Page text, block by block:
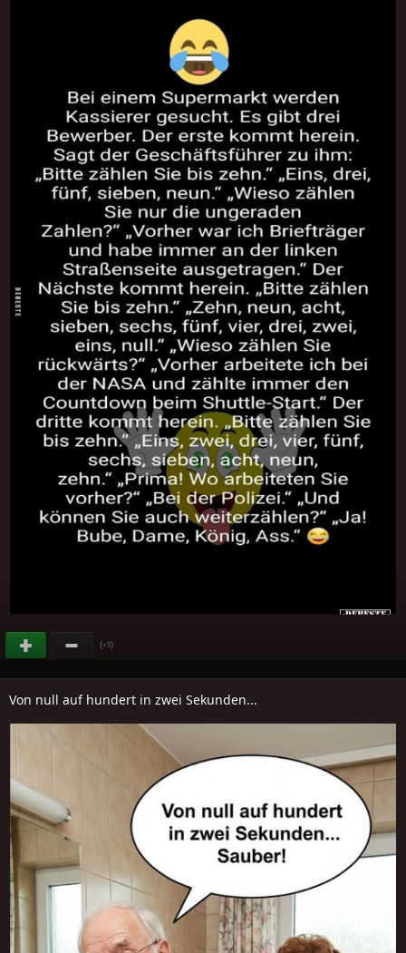
(+5)
Von null auf hundert in zwei Sekunden...